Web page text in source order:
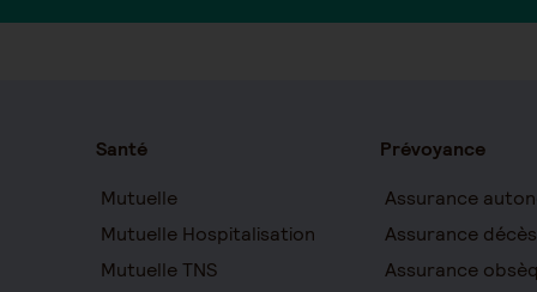
Santé
Mutuelle
Mutuelle Hospitalisation
Mutuelle TNS
Prévoyance
Assurance
Assurance décès
Assurance